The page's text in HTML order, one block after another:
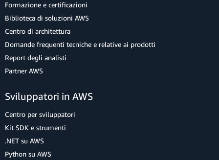
Formazione e certificazioni
Biblioteca di soluzioni AWS
Centro di architettura
Domande frequenti tecniche e relative ai prodotti
Report degli analisti
Partner AWS
Sviluppatori in AWS
Centro per sviluppatori
Kit SDK e strumenti
.NET su AWS
Python su AWS